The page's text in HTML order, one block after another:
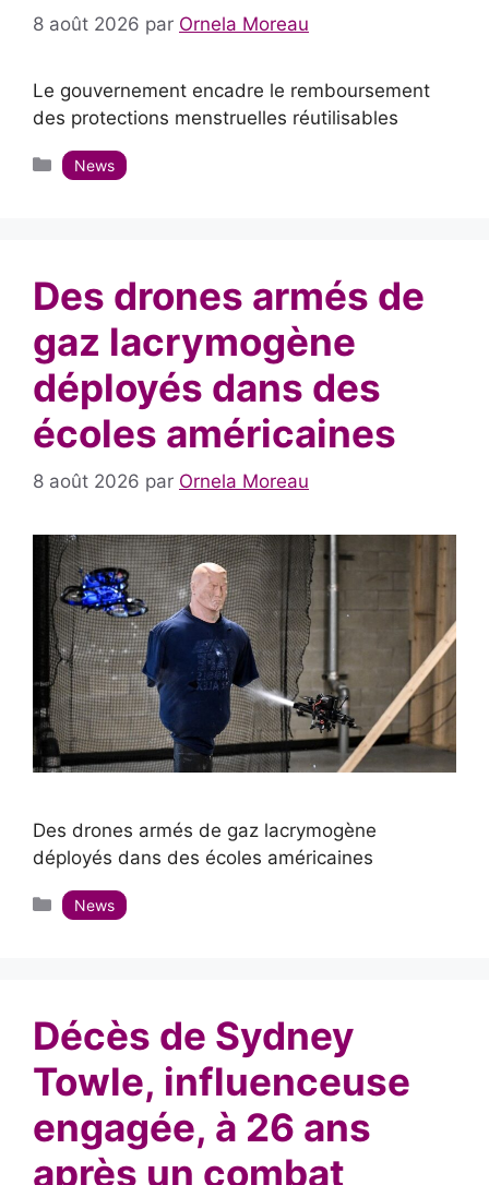
8 août 2026 par Ornela Moreau
Le gouvernement encadre le remboursement
des protections menstruelles réutilisables
Catégories
News
Des drones armés de
gaz lacrymogène
déployés dans des
écoles américaines
8 août 2026 par Ornela Moreau
Des drones armés de gaz lacrymogène
déployés dans des écoles américaines
Catégories
News
Décès de Sydney
Towle, influenceuse
engagée, à 26 ans
après un combat